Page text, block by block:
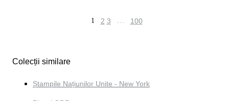
1 2 3 … 100
Colecții similare
Ștampile Națiunilor Unite - New York